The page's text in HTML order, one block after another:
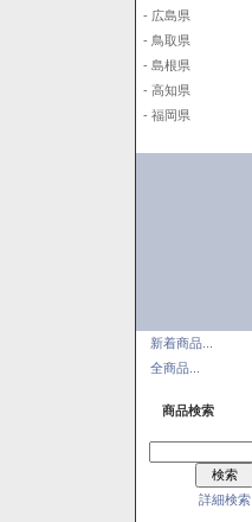
- 広島県
- 鳥取県
- 島根県
- 高知県
- 福岡県
新着商品...
全商品...
商品検索
詳細検索